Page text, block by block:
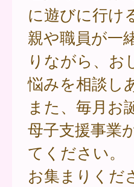
に遊びに行け
親や職員が一
りながら、お
悩みを相談し
また、毎月お
母子支援事業
てください。
お集まりくだ